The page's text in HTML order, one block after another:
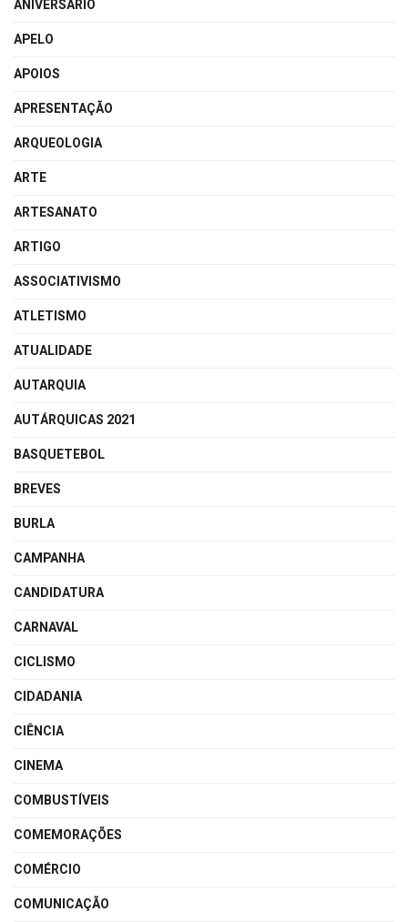
ANIVERSÁRIO
APELO
APOIOS
APRESENTAÇÃO
ARQUEOLOGIA
ARTE
ARTESANATO
ARTIGO
ASSOCIATIVISMO
ATLETISMO
ATUALIDADE
AUTARQUIA
AUTÁRQUICAS 2021
BASQUETEBOL
BREVES
BURLA
CAMPANHA
CANDIDATURA
CARNAVAL
CICLISMO
CIDADANIA
CIÊNCIA
CINEMA
COMBUSTÍVEIS
COMEMORAÇÕES
COMÉRCIO
COMUNICAÇÃO